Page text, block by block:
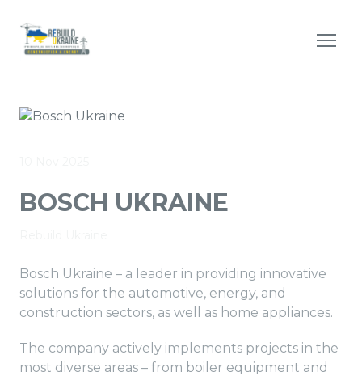
BOSCH UKRAINE
Bosch Ukraine – a leader in providing innovative
solutions for the automotive, energy, and
construction sectors, as well as home appliances.
The company actively implements projects in the
most diverse areas – from boiler equipment and